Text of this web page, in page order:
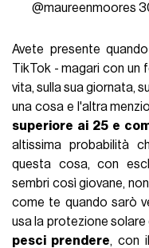
@maureenmoores
Avete presente
TikTok - magari con un
vita, sulla sua giornata,
una cosa e l'altra
superiore ai 25 e
altissima probabilità
questa cosa, con
sembri così giovane,
come te quando sarò
usa la protezione solare
pesci prendere, con